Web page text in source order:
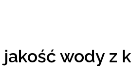
jakość wody z